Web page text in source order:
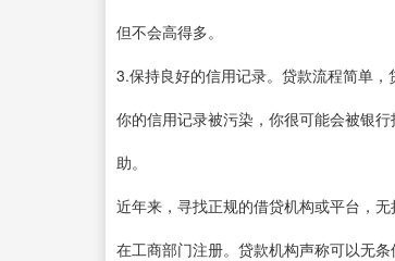
但不会高得多。
3.保持良好的信用记录。贷款流程简单
你的信用记录被污染，你很可能会被银
助。
近年来，寻找正规的借贷机构或平台，
在工商部门注册。贷款机构声称可以无